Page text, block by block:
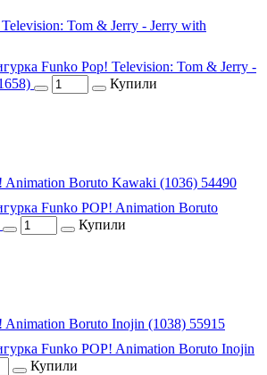
Tom & Jerry - Jerry with
Funko Pop! Television: Tom & Jerry -
Купили
Animation Boruto Kawaki (1036) 54490
Funko POP! Animation Boruto
Купили
Boruto Inojin (1038) 55915
Funko POP! Animation Boruto Inojin
Купили